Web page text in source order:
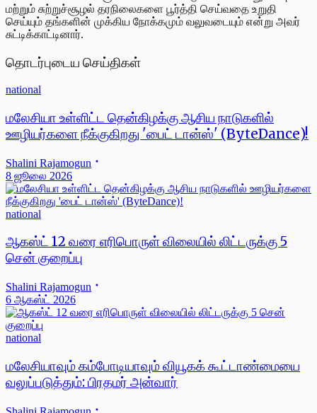
மற்றும் சுற்றுச்சூழல் தரநிலைகளை பூர்த்தி செய்வதை உறுதி
செய்யும் தங்களின் முக்கிய நோக்கமும் வலுவடையும் என்று அவர்
சுட்டிக்காட்டினார்.
தொடர்புடைய செய்திகள்
national
மலேசியா உள்ளிட்ட தென்கிழக்கு ஆசிய நாடுகளில்
ஊழியர்களை நீக்குகிறது 'பைட் டான்ஸ்' (ByteDance)!
Shalini Rajamogun
8 ஜூலை 2026
national
ஆகஸ்ட் 12 வரை எரிபொருள் விலையில் லிட்டருக்கு 5
சென் குறைப்பு
Shalini Rajamogun
6 ஆகஸ்ட் 2026
national
மலேசியாவும் கம்போடியாவும் வியூகக் கூட்டாண்மையை
வலுப்படுத்தும்: பிரதமர் அன்வார்